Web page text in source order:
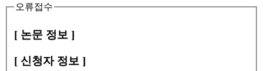
오류접수
[ 논문 정보 ]
[ 신청자 정보 ]